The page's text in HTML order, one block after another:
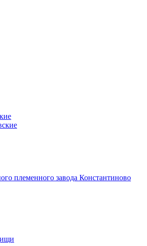
племенного завода Константиново